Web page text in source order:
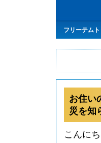
フリーテム
お住い
災を知
こんに